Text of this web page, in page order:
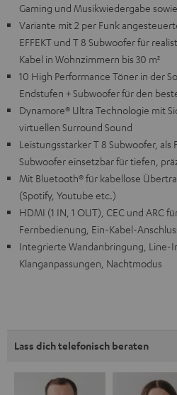
Gaming und Musikwiedergabe
Variante mit 2 per Funk
EFFEKT und T 8 Subwoofer für
Kabel in Wohnzimmern bis 30 m²
10 High Performance Töner in der
Endstufen + Subwoofer für den
Dynamore® Ultra Technologie mit
virtuellen Surround Sound
Leistungsstarker T 8 Subwoofer,
Subwoofer einsetzbar für tiefen,
Mit Bluetooth® für kabellose
(Spotify, Youtube etc.)
HDMI (1 IN, 1 OUT), CEC und ARC
Fernbedienung, Ein-Kabel-
Integrierte Wandanbringung, Line-
Klanganpassungen, Nachtmodus
Lass dich telefonisch beraten